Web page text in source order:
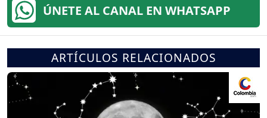
ÚNETE AL CANAL EN WHATSAPP
ARTÍCULOS RELACIONADOS